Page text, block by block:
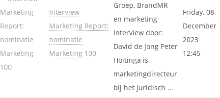
Interview
Marketing Report:
nominatie
Marketing 100
Groep, BrandMR
en marketing
Interview door:
David de Jong Peter
Hoitinga is
marketingdirecteur
bij het juridisch ...
Friday, 08
December
2023
12:45